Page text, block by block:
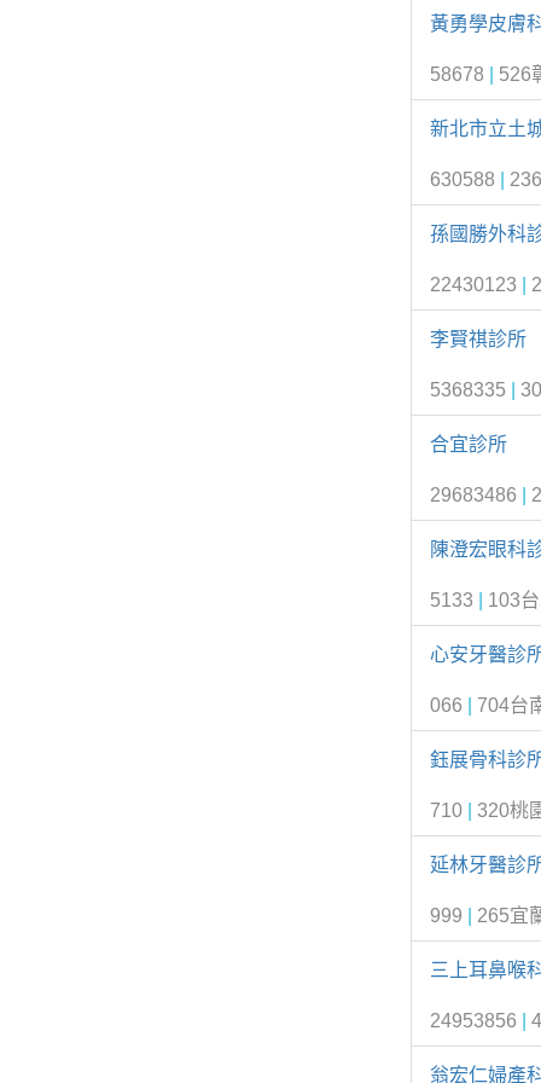
黃勇學皮膚
58678 526
新北市立土
630588
孫國勝外科
22430123
李賢祺診所
5368335
合宜診所
29683486
陳澄宏眼科
5133 103
心安牙醫診
066 704台
鈺展骨科診
710 320桃
延林牙醫診
999 265宜
三上耳鼻喉
24953856
翁宏仁婦產